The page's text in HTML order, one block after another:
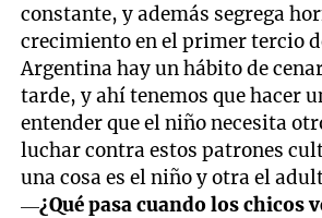
constante, y además segrega
crecimiento en el primer tercio
Argentina hay un hábito de
tarde, y ahí tenemos que hacer
entender que el niño necesita
luchar contra estos patrones
una cosa es el niño y otra el
—¿Qué pasa cuando los chicos